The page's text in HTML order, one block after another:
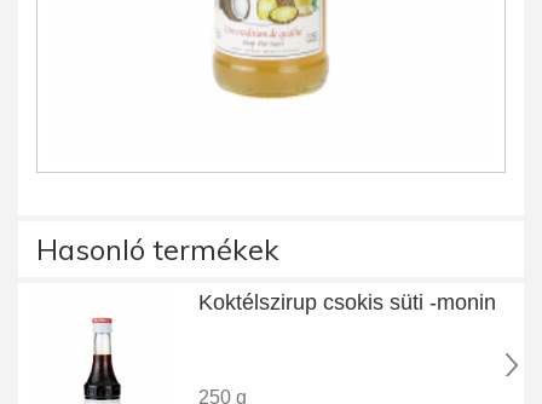
Hasonló termékek
Koktélszirup csokis süti -monin
250 g